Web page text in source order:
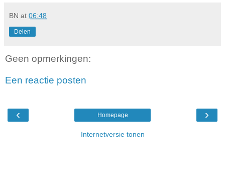
BN at 06:48
Delen
Geen opmerkingen:
Een reactie posten
‹ ›
Homepage
Internetversie tonen